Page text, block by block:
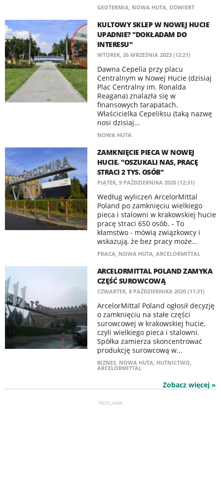
GEOTERMIA, NOWA HUTA, ODWIERT
KULTOWY SKLEP W NOWEJ HUCIE
UPADNIE? "DOKŁADAM DO
INTERESU"
WTOREK, 26 WRZEŚNIA 2023 (12:21)
Dawna Cepelia przy placu
Centralnym w Nowej Hucie (dzisiaj
Plac Centralny im. Ronalda
Reagana) znalazła się w
finansowych tarapatach.
Właścicielka Cepeliksu (taką nazwę
nosi dzisiaj...
NOWA HUTA
ZAMKNIĘCIE PIECA W NOWEJ
HUCIE. "OSZUKALI NAS, PRACĘ
STRACI 2 TYS. OSÓB"
PIĄTEK, 9 PAŹDZIERNIKA 2020 (12:31)
Według wyliczeń ArcelorMittal
Poland po zamknięciu wielkiego
pieca i stalowni w krakowskiej hucie
pracę straci 650 osób. - To
kłamstwo - mówią związkowcy i
wskazują, że bez pracy może...
PRACA, NOWA HUTA, ARCELORMITTAL
ARCELORMITTAL POLAND ZAMYKA
CZĘŚĆ SUROWCOWĄ
CZWARTEK, 8 PAŹDZIERNIKA 2020 (11:31)
​ArcelorMittal Poland ogłosił decyzję
o zamknięciu na stałe części
surowcowej w krakowskiej hucie,
czyli wielkiego pieca i stalowni.
Spółka zamierza skoncentrować
produkcję surowcową w...
BIZNES, NOWA HUTA, HUTNICTWO,
ARCELORMITTAL
Zobacz więcej »
REKLAMA